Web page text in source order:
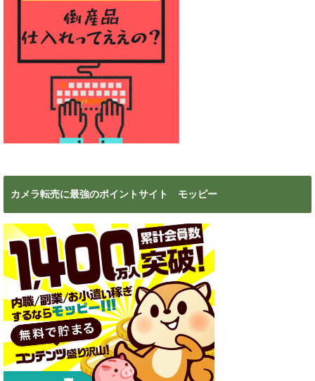
カメラ転売に最強のポイントサイト モッピー